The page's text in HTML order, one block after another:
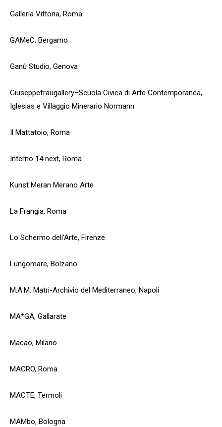
Galleria Vittoria, Roma
GAMeC, Bergamo
Ganù Studio, Genova
Giuseppefraugallery–Scuola Civica di Arte Contemporanea,
Iglesias e Villaggio Minerario Normann
Il Mattatoio, Roma
Interno 14 next, Roma
Kunst Meran Merano Arte
La Frangia, Roma
Lo Schermo dell’Arte, Firenze
Lungomare, Bolzano
M.A.M. Matri-Archivio del Mediterraneo, Napoli
MA*GA, Gallarate
Macao, Milano
MACRO, Roma
MACTE, Termoli
MAMbo, Bologna
Iscriviti alla nostra
gratuitamentelaGuida
Mercato dell'Arte 2026!
Tiffany e riceverai contenuti esclusivi
gratuitamente la nuova Guida Mercato
collezionista
No